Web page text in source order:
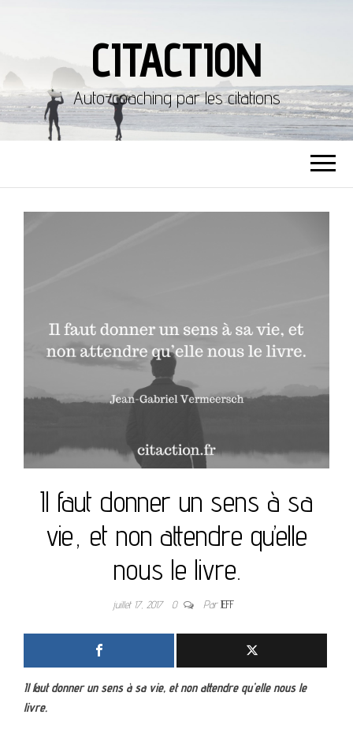
CITACTION
Auto-coaching par les citations
Il faut donner un sens à sa
vie, et non attendre qu’elle
nous le livre.
juillet 17, 2017 0 ParJEFF
Il faut donner un sens à sa vie, et non attendre qu’elle nous le
livre.